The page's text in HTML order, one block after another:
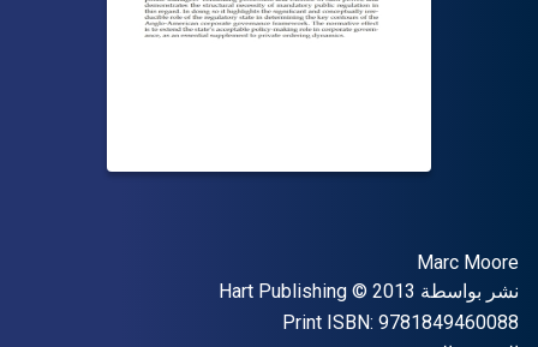
المؤلف (المؤلفون)
Marc Moore
الناشر
نشر بواسطة Hart Publishing
حقوق الطبع والنشر © 2013
Print ISBN: 9781849460088